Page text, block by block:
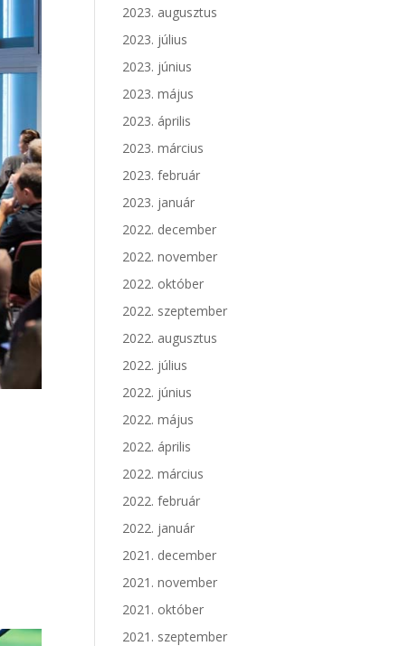
2023. augusztus
2023. július
2023. június
2023. május
2023. április
2023. március
2023. február
2023. január
2022. december
2022. november
2022. október
2022. szeptember
2022. augusztus
2022. július
2022. június
2022. május
2022. április
2022. március
2022. február
2022. január
2021. december
2021. november
2021. október
2021. szeptember